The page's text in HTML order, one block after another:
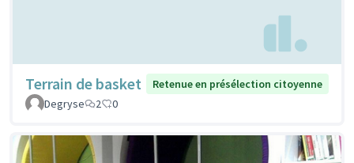
Terrain de basket
Retenue en présélection citoyenne
Degryse
2 0